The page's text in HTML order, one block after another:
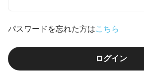
パスワードを忘れた方はこちら
ログイン